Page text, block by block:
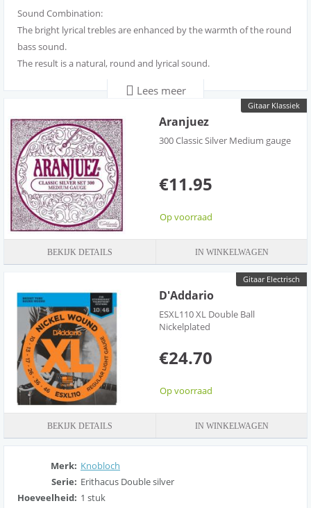
Sound Combination:
The bright lyrical trebles are enhanced by the warmth of the round
bass sound.
The result is a natural, round and lyrical sound.
BASS STRINGS TREBLE STRINGS
Natural · Round Brilliant · Singing
Lees meer
Gitaar Klassiek
Aranjuez
300 Classic Silver Medium gauge
€11.95
Op voorraad
BEKIJK DETAILS IN WINKELWAGEN
Gitaar Electrisch
D'Addario
ESXL110 XL Double Ball
Nickelplated
€24.70
Op voorraad
BEKIJK DETAILS IN WINKELWAGEN
Merk: Knobloch
Serie: Erithacus Double silver
Hoeveelheid: 1 stuk